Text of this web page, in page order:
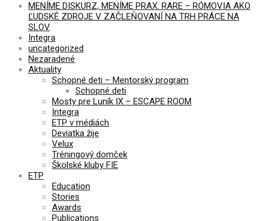
MENÍME DISKURZ, MENÍME PRAX: RARE – RÓMOVIA AKO
ĽUDSKÉ ZDROJE V ZAČLEŇOVANÍ NA TRH PRÁCE NA
SLOV
Integra
uncategorized
Nezaradené
Aktuality
Schopné deti – Mentorský program
Schopné deti
Mosty pre Luník IX – ESCAPE ROOM
Integra
ETP v médiách
Deviatka žije
Velux
Tréningový domček
Školské kluby FIE
ETP
Education
Stories
Awards
Publications